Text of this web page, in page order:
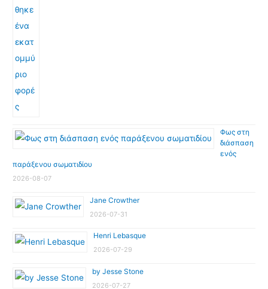
Φως στη
διάσπαση
ενός
παράξενου σωματιδίου
2026-08-07
Jane Crowther
2026-07-31
Henri Lebasque
2026-07-29
by Jesse Stone
2026-07-27